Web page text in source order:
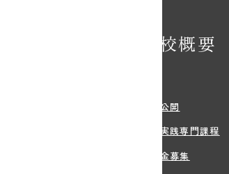
学校概要
情報公開
職業実践専門課程
寄付金募集